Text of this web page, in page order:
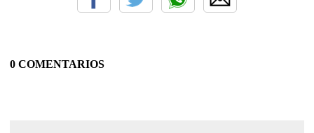
0 COMENTARIOS